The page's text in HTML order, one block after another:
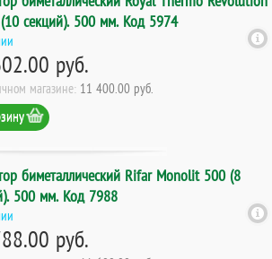
секций). 500 мм. Код 5974
руб.
магазине: 11 400.00 руб.
биметаллический Rifar Monolit 500 (8
500 мм. Код 7988
руб.